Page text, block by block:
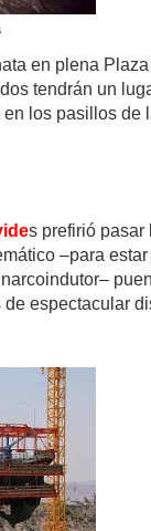
en plena
tendrán un
los pasillos de
s prefirió pasar
–para estar
espectacular